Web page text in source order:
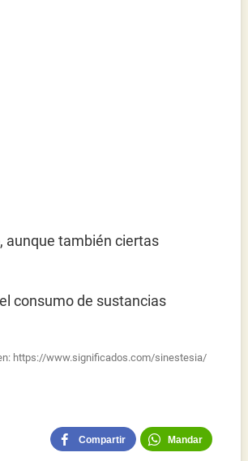
aunque también ciertas
consumo de sustancias
https://www.significados.com/sinestesia/
Compartir Mandar